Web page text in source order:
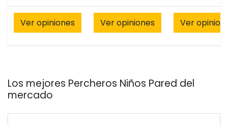
Ver opiniones Ver opiniones Ver
Los mejores Percheros Niños Pared del
mercado